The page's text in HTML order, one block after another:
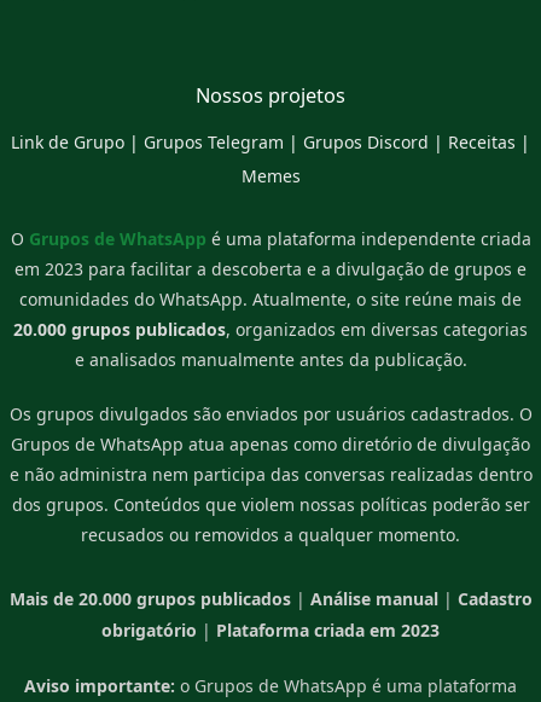
Nossos projetos
Link de Grupo | Grupos Telegram | Grupos Discord | Receitas |
Memes
O Grupos de WhatsApp é uma plataforma independente criada
em 2023 para facilitar a descoberta e a divulgação de grupos e
comunidades do WhatsApp. Atualmente, o site reúne mais de
20.000 grupos publicados, organizados em diversas categorias
e analisados manualmente antes da publicação.
Os grupos divulgados são enviados por usuários cadastrados. O
Grupos de WhatsApp atua apenas como diretório de divulgação
e não administra nem participa das conversas realizadas dentro
dos grupos. Conteúdos que violem nossas políticas poderão ser
recusados ou removidos a qualquer momento.
Mais de 20.000 grupos publicados| Análise manual| Cadastro
obrigatório | Plataforma criada em 2023
Aviso importante: o Grupos de WhatsApp é uma plataforma